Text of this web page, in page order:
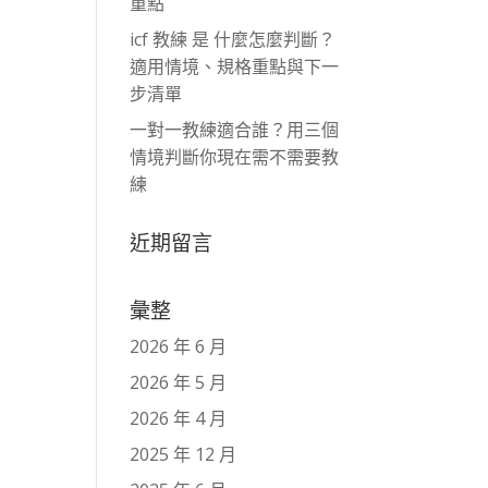
icf 教練 是 什麼怎麼判斷？
適用情境、規格重點與下一
步清單
一對一教練適合誰？用三個
情境判斷你現在需不需要教
練
近期留言
彙整
2026 年 6 月
2026 年 5 月
2026 年 4 月
2025 年 12 月